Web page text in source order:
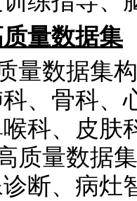
量数据集
量数据集
、骨科、
科、皮肤
质量数据
断、病灶